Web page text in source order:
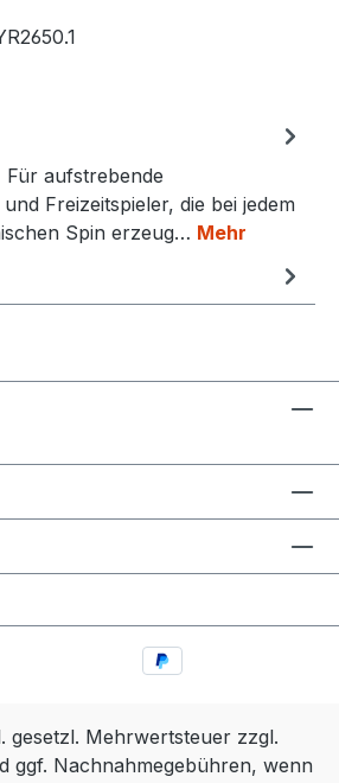
aufstrebende
Freizeitspieler, die bei jedem
Spin erzeug… Mehr
gesetzl. Mehrwertsteuer zzgl.
ggf. Nachnahmegebühren, wenn